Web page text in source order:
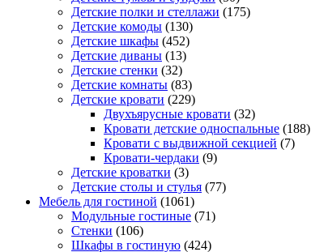
Детские полки и стеллажи (175)
Детские комоды (130)
Детские шкафы (452)
Детские диваны (13)
Детские стенки (32)
Детские комнаты (83)
Детские кровати (229)
Двухъярусные кровати (32)
Кровати детские односпальные (188)
Кровати с выдвижной секцией (7)
Кровати-чердаки (9)
Детские кроватки (3)
Детские столы и стулья (77)
Мебель для гостиной (1061)
Модульные гостиные (71)
Стенки (106)
Шкафы в гостиную (424)